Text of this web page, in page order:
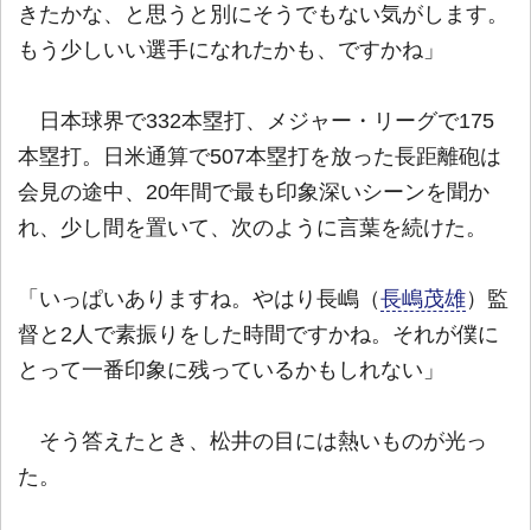
きたかな、と思うと別にそうでもない気がします。
もう少しいい選手になれたかも、ですかね」
日本球界で332本塁打、メジャー・リーグで175
本塁打。日米通算で507本塁打を放った長距離砲は
会見の途中、20年間で最も印象深いシーンを聞か
れ、少し間を置いて、次のように言葉を続けた。
「いっぱいありますね。やはり長嶋（長嶋茂雄）監
督と2人で素振りをした時間ですかね。それが僕に
とって一番印象に残っているかもしれない」
そう答えたとき、松井の目には熱いものが光っ
た。